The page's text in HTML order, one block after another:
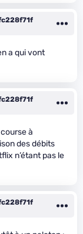
a qui vont
à
des débits
n’étant pas le